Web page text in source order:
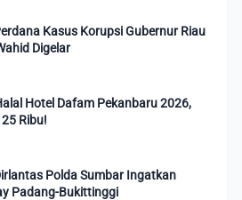
Kasus Korupsi Gubernur Riau
Digelar
Hotel Dafam Pekanbaru 2026,
Ribu!
Polda Sumbar Ingatkan
Padang-Bukittinggi